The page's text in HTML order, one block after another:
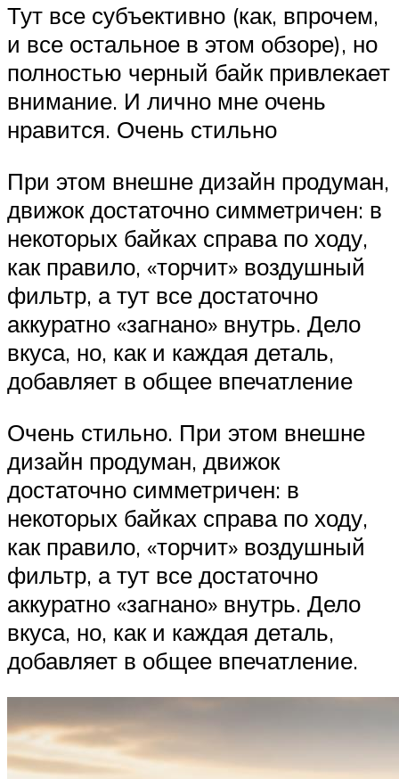
Тут все субъективно (как, впрочем,
и все остальное в этом обзоре), но
полностью черный байк привлекает
внимание. И лично мне очень
нравится. Очень стильно
При этом внешне дизайн продуман,
движок достаточно симметричен: в
некоторых байках справа по ходу,
как правило, «торчит» воздушный
фильтр, а тут все достаточно
аккуратно «загнано» внутрь. Дело
вкуса, но, как и каждая деталь,
добавляет в общее впечатление
Очень стильно. При этом внешне
дизайн продуман, движок
достаточно симметричен: в
некоторых байках справа по ходу,
как правило, «торчит» воздушный
фильтр, а тут все достаточно
аккуратно «загнано» внутрь. Дело
вкуса, но, как и каждая деталь,
добавляет в общее впечатление.